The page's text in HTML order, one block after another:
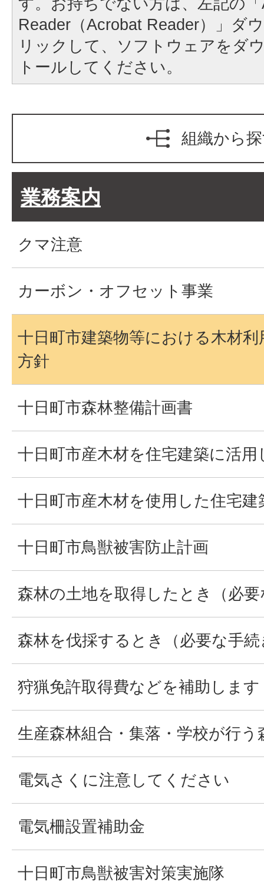
Reader（Acrobat Reader）」ダ
リックして、ソフトウェアをダ
トールしてください。
組織から
業務案内
クマ注意
カーボン・オフセット事業
十日町市建築物等における木材
方針
十日町市森林整備計画書
十日町市産木材を住宅建築に活
十日町市産木材を使用した住宅建
十日町市鳥獣被害防止計画
森林の土地を取得したとき（必
森林を伐採するとき（必要な手続
狩猟免許取得費などを補助します
生産森林組合・集落・学校が行う
電気さくに注意してください
電気柵設置補助金
十日町市鳥獣被害対策実施隊